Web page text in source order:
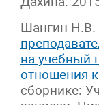
Шангин Н.В.
на учебный
отношения
сборнике: